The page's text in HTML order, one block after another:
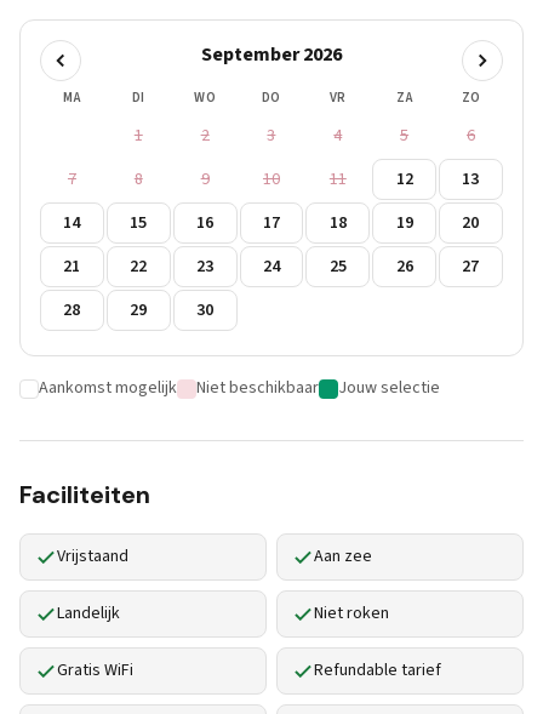
September 2026
MA DI WO DO VR ZA ZO
1 2 3 4 5
6
7
8 9 10 11 12
13
14
15 16 17 18 19
20
21
22 23 24 25 26
27
28
29 30
Aankomst mogelijk Niet beschikbaar Jouw selectie
Faciliteiten
Vrijstaand Aan zee
Landelijk Niet roken
Gratis WiFi Refundable tarief